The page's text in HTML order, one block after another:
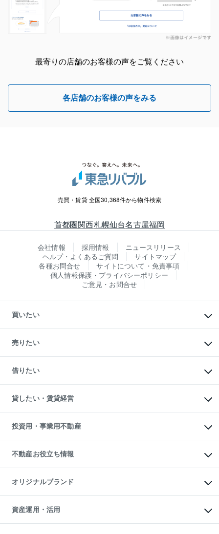
最寄りの店舗のお客様の声をご覧ください
各店舗のお客様の声をみる
売買・賃貸 全国30,368件から物件検索
首都圏関西札幌仙台名古屋福岡
会社情報 採用情報
ニュースリリース
ヘルプ・よくあるご質問
サイトマップ
各種お問合せ
サイトについて・免責事項
個人情報保護・プライバシーポリシー
ご意見・お問合せ
買いたい
新築・分譲マンションの購入
中古マンションの購入
一戸建ての購入
中古一戸建ての購入
不動産購入の流れ
注目キーワード物件特集
購入ガイド
English 繁体中文簡体中文
売りたい
一戸建ての売却・査定
土地の売却・査定
スピードAI査定
不動産査定について
不動産売却の流れ
不動産買換えの流れ
売却ガイド
借りたい
オフィス・店舗の賃貸
借りるときの流れ
借りるガイド
貸したい・賃貸経営
マンション賃料データ
賃貸管理プラン
リロケーションについて
貸すガイド
投資用・事業用不動産
事業用不動産
マンション投資
投資用マンション
アパート経営
収益物件
ビル購入（ビル一棟）
投資用不動産の売却査定
事業用不動産の売却査定
不動産お役立ち情報
マンションライブラリー
人気マンションランキング
暮らしに役立つ不動産メディア
不動産相場・不動産価格情報
不動産コラム・ニュース
オリジナルブランド
一棟リノベーションマンション
L`GENTE（ルジェンテ）
区分リノベーションマンション
資産運用・活用